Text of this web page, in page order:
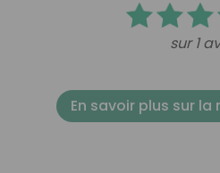
sur 1
En savoir plus sur la